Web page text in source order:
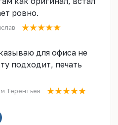
ровно.
для офиса не
подходит, печать
Терентьев